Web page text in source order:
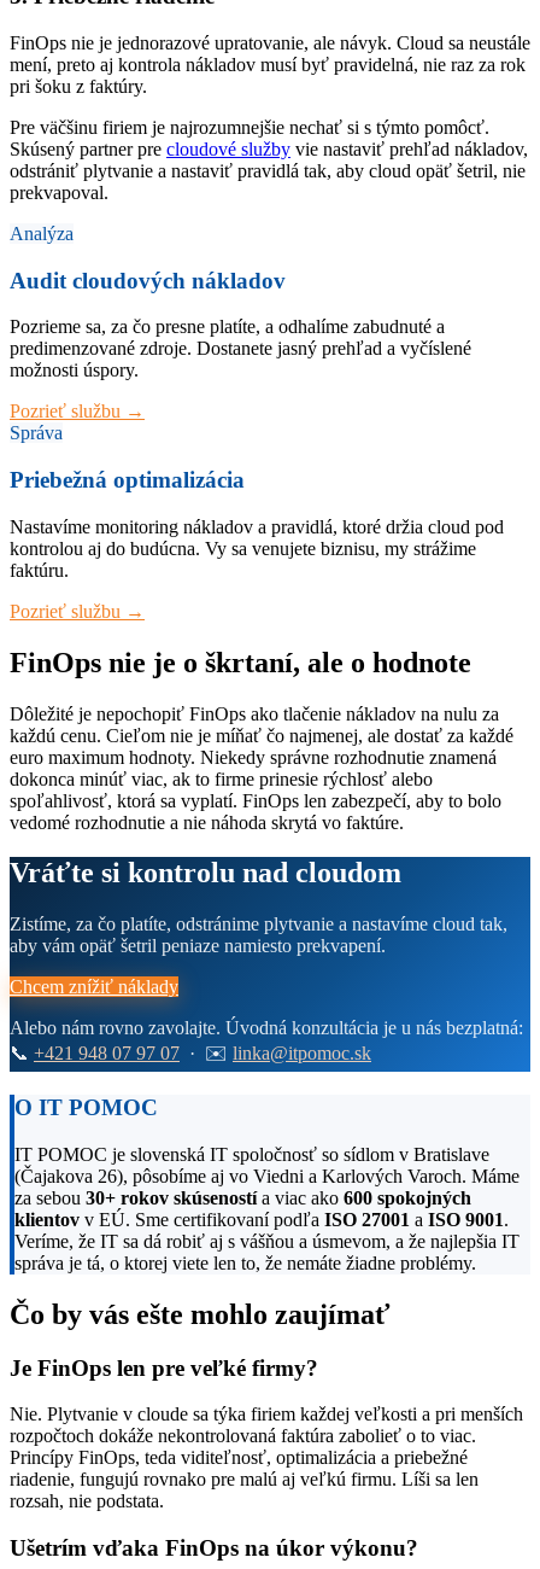
FinOps nie je jednorazové upratovanie, ale návyk. Cloud sa neustále
mení, preto aj kontrola nákladov musí byť pravidelná, nie raz za rok
pri šoku z faktúry.
Pre väčšinu firiem je najrozumnejšie nechať si s týmto pomôcť.
Skúsený partner pre cloudové služby vie nastaviť prehľad nákladov,
odstrániť plytvanie a nastaviť pravidlá tak, aby cloud opäť šetril, nie
prekvapoval.
Analýza
Audit cloudových nákladov
Pozrieme sa, za čo presne platíte, a odhalíme zabudnuté a
predimenzované zdroje. Dostanete jasný prehľad a vyčíslené
možnosti úspory.
Pozrieť službu →
Správa
Priebežná optimalizácia
Nastavíme monitoring nákladov a pravidlá, ktoré držia cloud pod
kontrolou aj do budúcna. Vy sa venujete biznisu, my strážime
faktúru.
Pozrieť službu →
FinOps nie je o škrtaní, ale o hodnote
Dôležité je nepochopiť FinOps ako tlačenie nákladov na nulu za
každú cenu. Cieľom nie je míňať čo najmenej, ale dostať za každé
euro maximum hodnoty. Niekedy správne rozhodnutie znamená
dokonca minúť viac, ak to firme prinesie rýchlosť alebo
spoľahlivosť, ktorá sa vyplatí. FinOps len zabezpečí, aby to bolo
vedomé rozhodnutie a nie náhoda skrytá vo faktúre.
Vráťte si kontrolu nad cloudom
Zistíme, za čo platíte, odstránime plytvanie a nastavíme cloud tak,
aby vám opäť šetril peniaze namiesto prekvapení.
Chcem znížiť náklady
Alebo nám rovno zavolajte. Úvodná konzultácia je u nás bezplatná:
📞 +421 948 07 97 07 · ✉️ linka@itpomoc.sk
O IT POMOC
IT POMOC je slovenská IT spoločnosť so sídlom v Bratislave
(Čajakova 26), pôsobíme aj vo Viedni a Karlových Varoch. Máme
za sebou 30+ rokov skúsenostía viac ako 600 spokojných
klientov v EÚ. Sme certifikovaní podľa ISO 27001 a ISO 9001.
Veríme, že IT sa dá robiť aj s vášňou a úsmevom, a že najlepšia IT
správa je tá, o ktorej viete len to, že nemáte žiadne problémy.
Čo by vás ešte mohlo zaujímať
Je FinOps len pre veľké firmy?
Nie. Plytvanie v cloude sa týka firiem každej veľkosti a pri menších
rozpočtoch dokáže nekontrolovaná faktúra zabolieť o to viac.
Princípy FinOps, teda viditeľnosť, optimalizácia a priebežné
riadenie, fungujú rovnako pre malú aj veľkú firmu. Líši sa len
rozsah, nie podstata.
Ušetrím vďaka FinOps na úkor výkonu?